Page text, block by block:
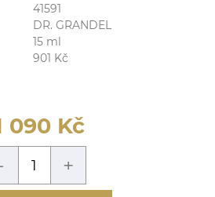
41591
DR. GRANDEL
15 ml
901 Kč
090 Kč
+